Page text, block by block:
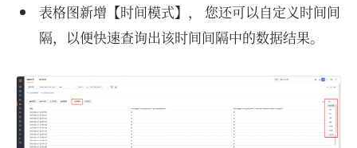
表格图新增【时间模式】， 您还可以自定义时间间
隔，以便快速查询出该时间间隔中的数据结果。